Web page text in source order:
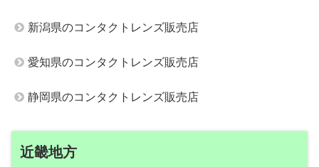
新潟県のコンタクトレンズ販売店
愛知県のコンタクトレンズ販売店
静岡県のコンタクトレンズ販売店
近畿地方